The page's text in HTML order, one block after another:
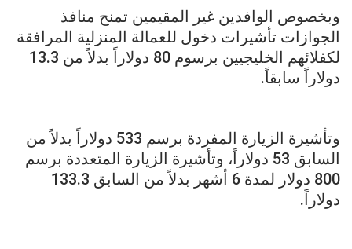
وبخصوص الوافدين غير المقيمين تمنح منافذ
الجوازات تأشيرات دخول للعمالة المنزلية المرافقة
لكفلائهم الخليجيين برسوم 80 دولاراً بدلاً من 13.3
دولاراً سابقاً.
وتأشيرة الزيارة المفردة برسم 533 دولاراً بدلاً من
السابق 53 دولاراً، وتأشيرة الزيارة المتعددة برسم
800 دولار لمدة 6 أشهر بدلاً من السابق 133.3
دولاراً.